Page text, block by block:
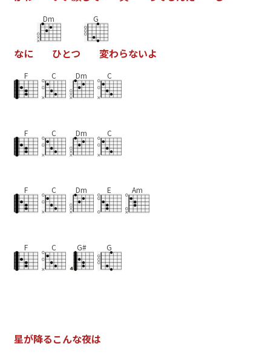
なに
Dm
ひとつ
G
変わらないよ
F C Dm C
F C Dm C
F C Dm E Am
F C G# G
星が降るこんな夜は